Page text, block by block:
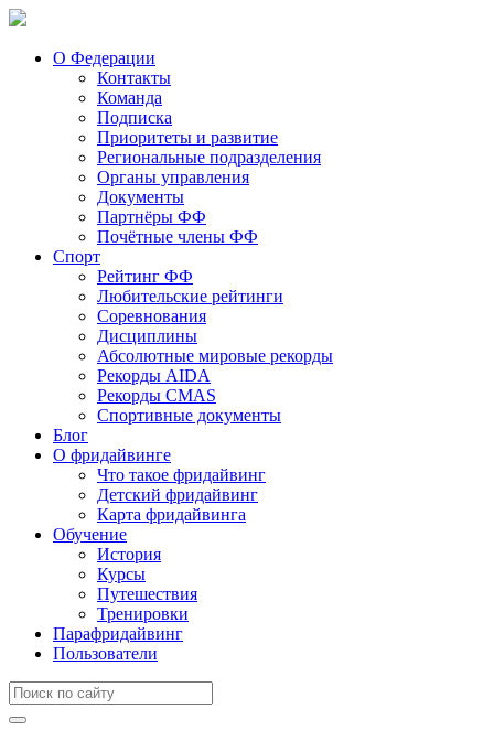
О Федерации
Контакты
Команда
Подписка
Приоритеты и развитие
Региональные подразделения
Органы управления
Документы
Партнёры ФФ
Почётные члены ФФ
Спорт
Рейтинг ФФ
Любительские рейтинги
Соревнования
Дисциплины
Абсолютные мировые рекорды
Рекорды AIDA
Рекорды CMAS
Спортивные документы
Блог
О фридайвинге
Что такое фридайвинг
Детский фридайвинг
Карта фридайвинга
Обучение
История
Курсы
Путешествия
Тренировки
Парафридайвинг
Пользователи